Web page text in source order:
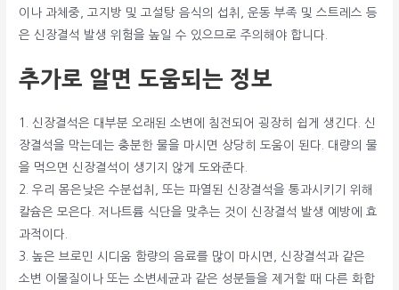
이나 과체중, 고지방 및 고설탕 음식의 섭취, 운동 부족 및 스트레스 등
은 신장결석 발생 위험을 높일 수 있으므로 주의해야 합니다.
추가로 알면 도움되는 정보
1. 신장결석은 대부분 오래된 소변에 침전되어 굉장히 쉽게 생긴다. 신
장결석을 막는데는 충분한 물을 마시면 상당히 도움이 된다. 대량의 물
을 먹으면 신장결석이 생기지 않게 도와준다.
2. 우리 몸은낮은 수분섭취, 또는 파열된 신장결석을 통과시키기 위해
칼슘은 모은다. 저나트륨 식단을 맞추는 것이 신장결석 발생 예방에 효
과적이다.
3. 높은 브로민 시디움 함량의 음료를 많이 마시면, 신장결석과 같은
소변 이물질이나 또는 소변세균과 같은 성분들을 제거할 때 다른 화합